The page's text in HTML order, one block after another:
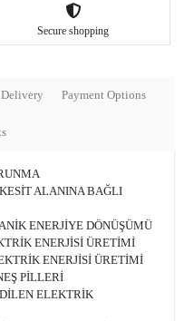
Secure shopping
Payment Options
ALANINA BAĞLI
ENERJİYE DÖNÜŞÜMÜ
ENERJİSİ ÜRETİMİ
ENERJİSİ ÜRETİMİ
PİLLERİ
ELEKTRİK